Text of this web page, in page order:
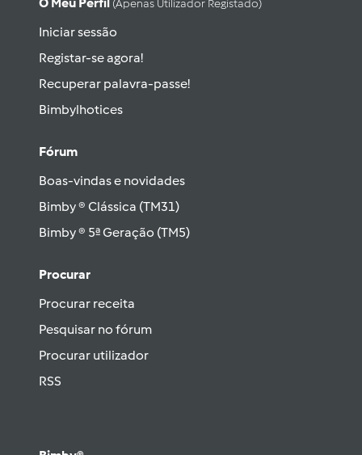
(apenas Utilizador Registado)
Iniciar sessão
Registar-se agora!
Recuperar palavra-passe!
Bimbylhotices
Fórum
Boas-vindas e novidades
Bimby ® Clássica (TM31)
Bimby ® 5ª Geração (TM5)
Procurar
Procurar receita
Pesquisar no fórum
Procurar utilizador
RSS